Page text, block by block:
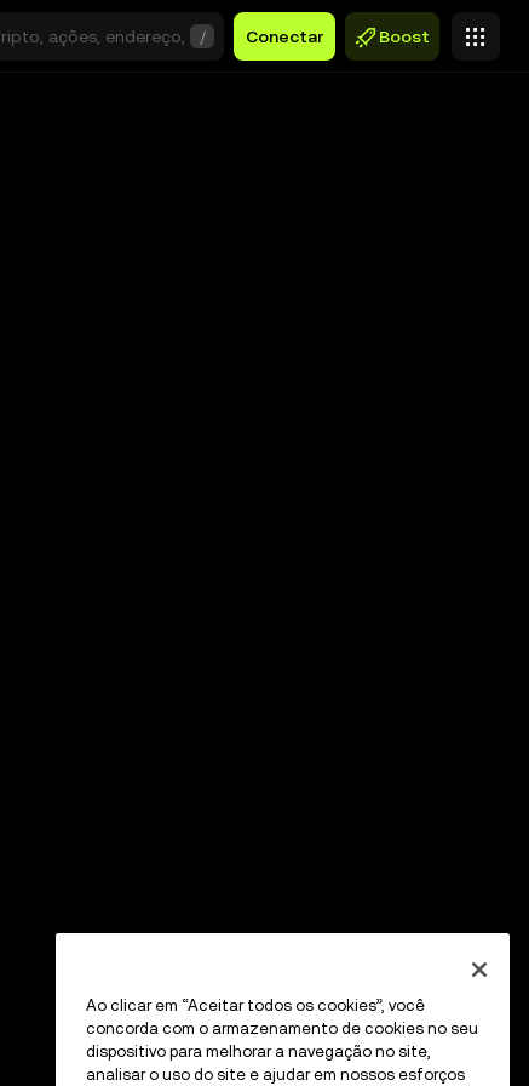
/ Conectar Boost
Ao clicar em “Aceitar todos os cookies”, você
concorda com o armazenamento de cookies no seu
dispositivo para melhorar a navegação no site,
analisar o uso do site e ajudar em nossos esforços